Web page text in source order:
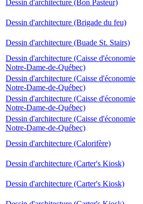
Dessin d'architecture (Bon Pasteur)
Dessin d'architecture (Brigade du feu)
Dessin d'architecture (Buade St. Stairs)
Dessin d'architecture (Caisse d'économie
Notre-Dame-de-Québec)
Dessin d'architecture (Caisse d'économie
Notre-Dame-de-Québec)
Dessin d'architecture (Caisse d'économie
Notre-Dame-de-Québec)
Dessin d'architecture (Caisse d'économie
Notre-Dame-de-Québec)
Dessin d'architecture (Calorifère)
Dessin d'architecture (Carter's Kiosk)
Dessin d'architecture (Carter's Kiosk)